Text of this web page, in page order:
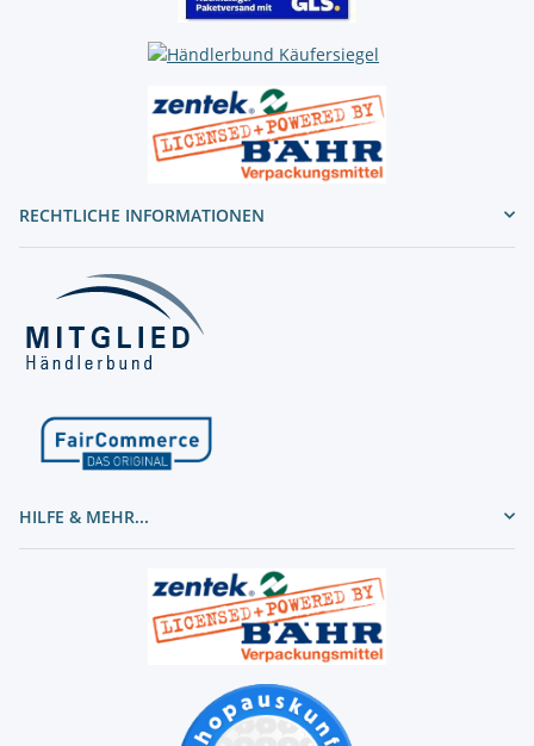
RECHTLICHE INFORMATIONEN
HILFE & MEHR...